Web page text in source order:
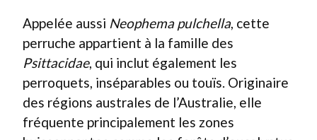
Appelée aussi Neophema pulchella, cette
perruche appartient à la famille des
Psittacidae, qui inclut également les
perroquets, inséparables ou touïs. Originaire
des régions australes de l’Australie, elle
fréquente principalement les zones